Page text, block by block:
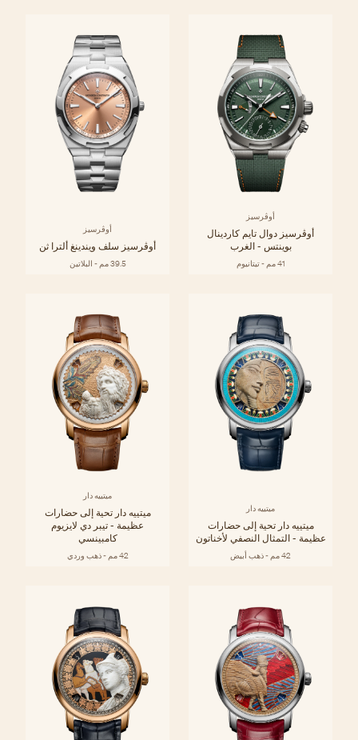
أوڤرسيز
أوڤرسيز دوال تايم كاردينال
بوينتس - الغرب
41 مم - تيتانيوم
أوڤرسيز
أوڤرسيز سلف ويندينغ ألترا ثن
39.5 مم - البلاتين
ميتييه دار
ميتييه دار تحية إلى حضارات
عظيمة - التمثال النصفي لأخناتون
42 مم - ذهب أبيض
ميتييه دار
ميتييه دار تحية إلى حضارات
عظيمة - تيبر دي لايزيوم
كامبينسي
42 مم - ذهب وردي